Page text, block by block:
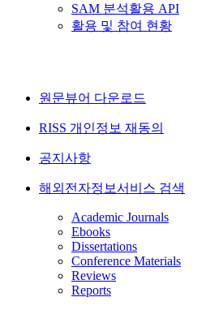
SAM 분석활용 API
활용 및 참여 현황
원문뷰어 다운로드
RISS 개인정보 재동의
공지사항
해외전자정보서비스 검색
Academic Journals
Ebooks
Dissertations
Conference Materials
Reviews
Reports